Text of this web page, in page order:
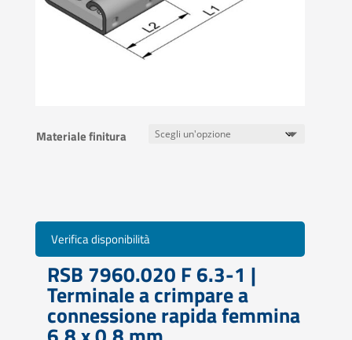
Materiale finitura
Verifica disponibilità
RSB 7960.020 F 6.3-1 |
Terminale a crimpare a
connessione rapida femmina